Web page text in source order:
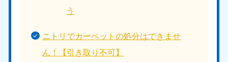
う
ニトリでカーペットの処分はできませ
ん！【引き取り不可】